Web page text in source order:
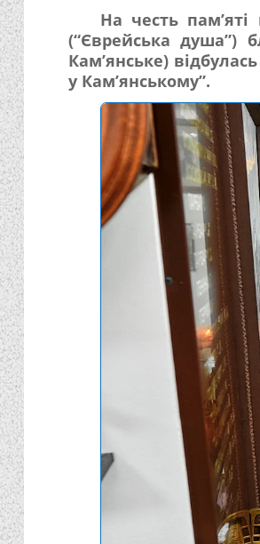
На честь
(“Єврейська душа”)
Кам’янське)
у Кам’янському”.